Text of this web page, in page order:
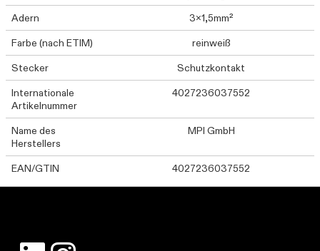
Adern
3x1,5mm²
Farbe (nach ETIM)
reinweiß
Stecker
Schutzkontakt
Internationale
Artikelnummer
4027236037552
Name des
Herstellers
MPI GmbH
EAN/GTIN 4027236037552